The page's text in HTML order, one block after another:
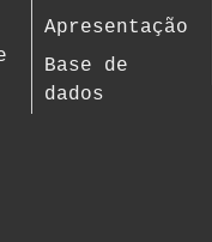
Apresentação
Base de
dados